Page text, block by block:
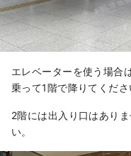
エレベーターを使う場合
乗って1階で降りてくださ
2階には出入り口はあり
い。